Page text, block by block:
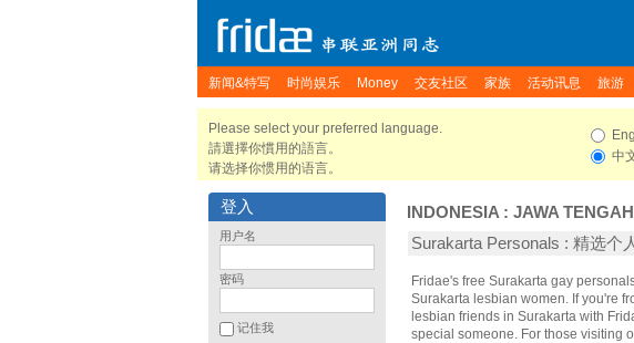
新闻&特写 时尚娱乐 Money 交友社区 家族 活动讯息 旅游
Please select your preferred language.
請選擇你慣用的語言。
请选择你惯用的语言。
中
登入
用户名
密码
记住我
INDONESIA : JAWA TENGAH
Surakarta Personals : 精选个
Fridae's free Surakarta gay
Surakarta lesbian women. If you're
lesbian friends in Surakarta with
special someone. For those visiting